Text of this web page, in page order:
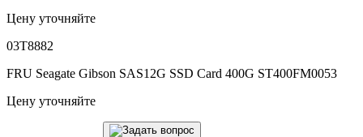
Цену уточняйте
03T8882
FRU Seagate Gibson SAS12G SSD Card 400G ST400FM0053
Цену уточняйте